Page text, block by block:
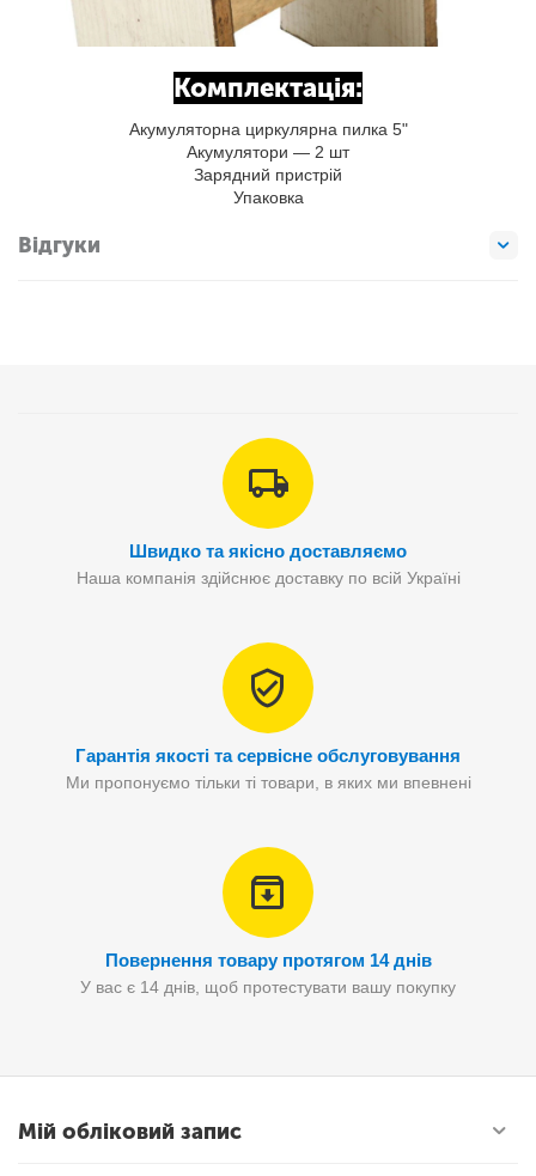
Комплектація:
Акумуляторна циркулярна пилка 5"
Акумулятори — 2 шт
Зарядний пристрій
Упаковка
Відгуки
Швидко та якісно доставляємо
Наша компанія здійснює доставку по всій Україні
Гарантія якості та сервісне обслуговування
Ми пропонуємо тільки ті товари, в яких ми впевнені
Повернення товару протягом 14 днів
У вас є 14 днів, щоб протестувати вашу покупку
Мій обліковий запис